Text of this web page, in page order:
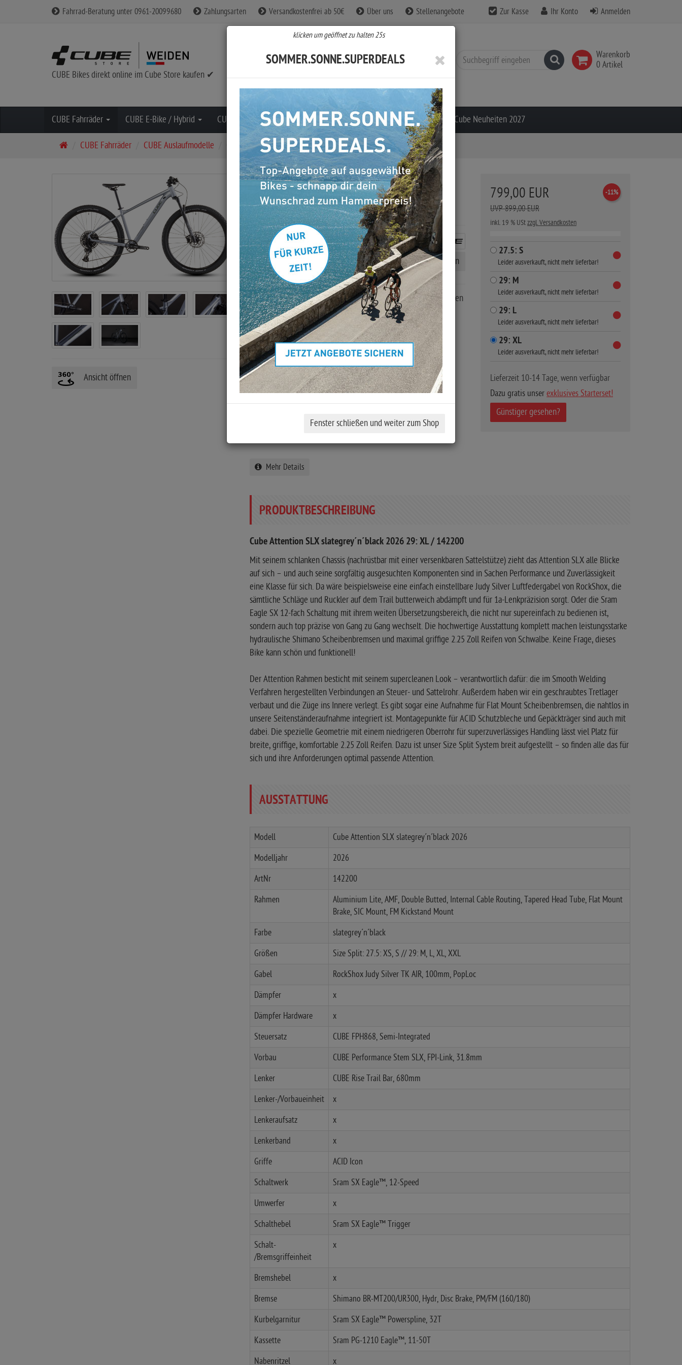
Fahrrad-Beratung unter 0961-20099680 Zahlungsarten Versandkostenfrei ab 50€ Über uns Stellenangebote Zur Kasse Ihr Konto Anmelden
CUBE Bikes direkt online im Cube Store kaufen ✔
Warenkorb
0 Artikel
Suchen
CUBE Fahrräder CUBE E-Bike / Hybrid CUBE Fahrradbekleidung CUBE Zubehör CUBE Sale % Cube Neuheiten 2027
s
e
i
t
e
CUBE Fahrräder CUBE Auslaufmodelle Cube Attention SLX slategrey´n´black 2026 29: ...
Ansicht öffnen
799,00 EUR -11%
UVP 899,00 EUR
inkl. 19 % UStzzgl. Versandkosten
27.5: S
Leider ausverkauft, nicht mehr lieferbar!
29: M
Leider ausverkauft, nicht mehr lieferbar!
29: L
Leider ausverkauft, nicht mehr lieferbar!
29: XL
Leider ausverkauft, nicht mehr lieferbar!
Lieferzeit 10-14 Tage, wenn verfügbar
Dazu gratis unser exklusives Starterset!
Günstiger gesehen?
CUBE ATTENTION SLX SLATEGREY´N
´BLACK 2026 29: XL / 142200
Art.Nr.30991
0.0von 5 Sternen
Rahmengröße berechnen
Mit seinem schlanken Chassis (nachrüstbar mit einer versenkbaren
Sattelstütze) zieht das Attention SLX alle Blicke auf sich
Ausstattungshighlights:
Gabel: RockShox Judy Silver TK AIR, 100mm, PopLoc
Schaltwerk: Sram SX Eagle™, 12-Speed
Bremse: Shimano BR-MT200/UR300, Hydr, Disc Brake,
PM/FM (160/180)
Kurbelgarnitur: Sram SX Eagle™ Powerspline, 32T
Gewicht: 14,2 kg
Mehr Details
PRODUKTBESCHREIBUNG
Cube Attention SLX slategrey´n´black 2026 29: XL / 142200
Mit seinem schlanken Chassis (nachrüstbar mit einer versenkbaren Sattelstütze) zieht das Attention SLX alle Blicke
auf sich – und auch seine sorgfältig ausgesuchten Komponenten sind in Sachen Performance und Zuverlässigkeit
eine Klasse für sich. Da wäre beispielsweise eine einfach einstellbare Judy Silver Luftfedergabel von RockShox, die
sämtliche Schläge und Ruckler auf dem Trail butterweich abdämpft und für 1a-Lenkpräzision sorgt. Oder die Sram
Eagle SX 12-fach Schaltung mit ihrem weiten Übersetzungsbereich, die nicht nur supereinfach zu bedienen ist,
sondern auch top präzise von Gang zu Gang wechselt. Die hochwertige Ausstattung komplett machen leistungsstarke
hydraulische Shimano Scheibenbremsen und maximal griffige 2.25 Zoll Reifen von Schwalbe. Keine Frage, dieses
Bike kann schön und funktionell!
Der Attention Rahmen besticht mit seinem supercleanen Look – verantwortlich dafür: die im Smooth Welding
Verfahren hergestellten Verbindungen an Steuer- und Sattelrohr. Außerdem haben wir ein geschraubtes Tretlager
verbaut und die Züge ins Innere verlegt. Es gibt sogar eine Aufnahme für Flat Mount Scheibenbremsen, die nahtlos in
unsere Seitenständeraufnahme integriert ist. Montagepunkte für ACID Schutzbleche und Gepäckträger sind auch mit
dabei. Die spezielle Geometrie mit einem niedrigeren Oberrohr für superzuverlässiges Handling lässt viel Platz für
breite, griffige, komfortable 2.25 Zoll Reifen. Dazu ist unser Size Split System breit aufgestellt – so finden alle das für
sich und ihre Anforderungen optimal passende Attention.
AUSSTATTUNG
Modell Cube Attention SLX slategrey´n´black 2026
Modelljahr 2026
ArtNr 142200
Rahmen
Aluminium Lite, AMF, Double Butted, Internal Cable Routing, Tapered Head Tube, Flat Mount
Brake, SIC Mount, FM Kickstand Mount
Farbe slategrey´n´black
Größen Size Split: 27.5: XS, S // 29: M, L, XL, XXL
Gabel RockShox Judy Silver TK AIR, 100mm, PopLoc
Dämpfer x
Dämpfer Hardware x
Steuersatz CUBE FPH868, Semi-Integrated
Vorbau CUBE Performance Stem SLX, FPI-Link, 31.8mm
Lenker CUBE Rise Trail Bar, 680mm
Lenker-/Vorbaueinheit x
Lenkeraufsatz x
Lenkerband x
Griffe ACID Icon
Schaltwerk Sram SX Eagle™, 12-Speed
Umwerfer x
Schalthebel Sram SX Eagle™ Trigger
Schalt-
/Bremsgriffeinheit
x
Bremshebel x
Bremse Shimano BR-MT200/UR300, Hydr, Disc Brake, PM/FM (160/180)
Kurbelgarnitur Sram SX Eagle™ Powerspline, 32T
Kassette Sram PG-1210 Eagle™, 11-50T
Nabenritzel x
klicken um geöffnet zu halten24s
SOMMER.SONNE.SUPERDEALS